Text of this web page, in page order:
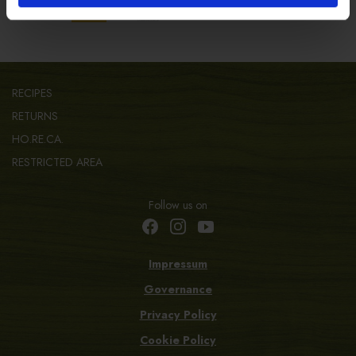
RECIPES
RETURNS
HO.RE.CA.
RESTRICTED AREA
Follow us on
Impressum
Governance
Privacy Policy
Cookie Policy